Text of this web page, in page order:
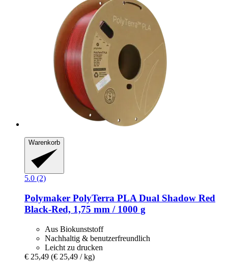
Warenkorb
5.0 (2)
Polymaker PolyTerra PLA Dual Shadow Red
Black-​Red, 1,75 mm / 1000 g
Aus Biokunststoff
Nachhaltig & benutzerfreundlich
Leicht zu drucken
€ 25,49 (€ 25,49 / kg)